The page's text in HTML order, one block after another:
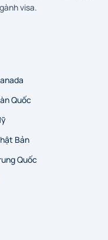
visa.
Quốc
Bản
Quốc
Zalo